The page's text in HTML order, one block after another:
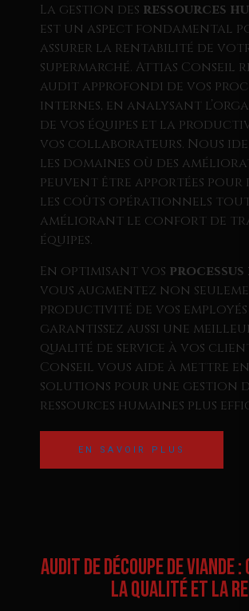
La gestion des ressources
est un aspect fondamental
assurer la rentabilité de
supermarché. Attias Conseil
audit approfondi de vos
internes, en analysant
de vos équipes et la
vos collaborateurs. Nous
les domaines où des
peuvent être apportées pour
les coûts opérationnels
améliorant le confort de
équipes.
En optimisant vos
vous augmentez non
productivité de vos employés
garantissez aussi une
qualité de service à vos
Conseil vous aide à mettre
solutions pour une gestion
ressources humaines plus
EN SAVOIR PLUS
Audit de Découpe de Viande
la Qualité et la